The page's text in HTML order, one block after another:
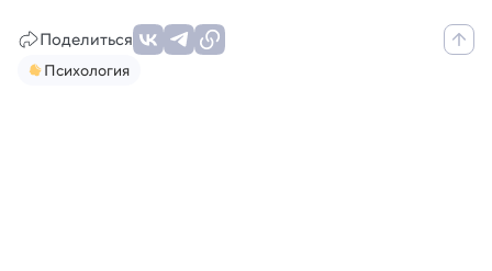
Поделиться
Психология